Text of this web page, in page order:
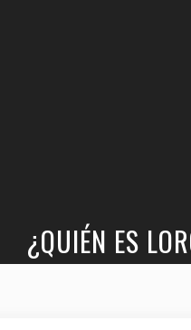
¿QUIÉN ES